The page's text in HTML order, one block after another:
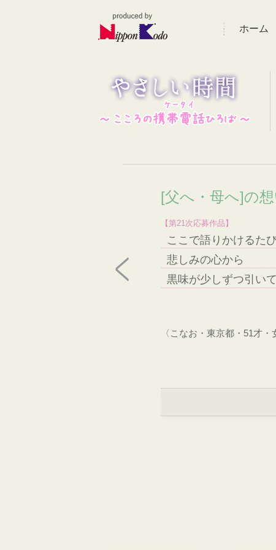
ホーム
[父へ・母へ]の
【第21次応募作品】
ここで語りかけるた
悲しみの心から
黒味が少しずつ引い
〈こなお・東京都・51才